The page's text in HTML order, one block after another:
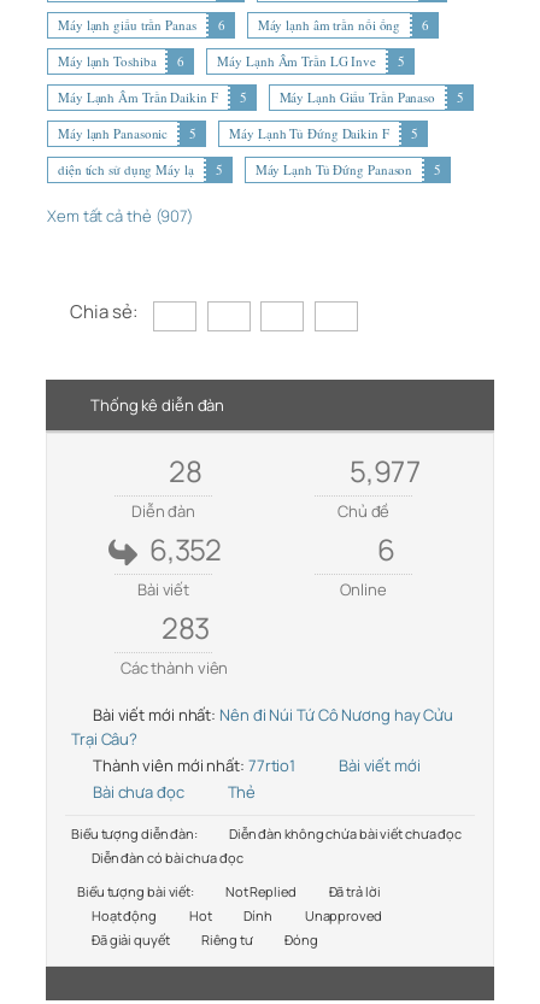
Máy lạnh giấu trần Panas
6 Máy lạnh âm trần nối ống
6
Máy lạnh Toshiba
6 Máy Lạnh Âm Trần LG Inve
5
Máy Lạnh Âm Trần Daikin F
5 Máy Lạnh Giấu Trần Panaso
5
Máy lạnh Panasonic
5 Máy Lạnh Tủ Đứng Daikin F
5
diện tích sử dụng Máy lạ
5 Máy Lạnh Tủ Đứng Panason 5
Xem tất cả thẻ (907)
Chia sẻ:
Thống kê diễn đàn
28
Diễn đàn
5,977
Chủ đề
6,352
Bài viết
6
Online
283
Các thành viên
Bài viết mới nhất: Nên đi Núi Tứ Cô Nương hay Cửu
Trại Câu?
Thành viên mới nhất: 77rtio1
Bài viết mới
Bài chưa đọc
Thẻ
Biểu tượng diễn đàn:
Diễn đàn không chứa bài viết chưa đọc
Diễn đàn có bài chưa đọc
Biểu tượng bài viết:
Not Replied
Đã trả lời
Hoạt động
Hot Dính
Unapproved
Đã giải quyết
Riêng tư Đóng